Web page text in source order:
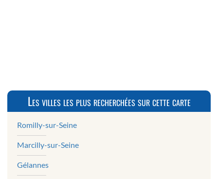
Les villes les plus recherchées sur cette carte
Romilly-sur-Seine
Marcilly-sur-Seine
Gélannes